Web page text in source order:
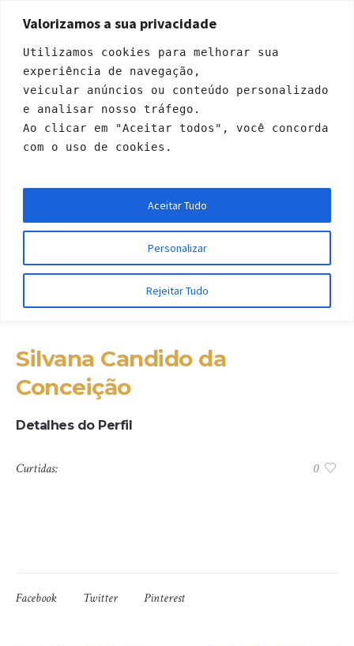
Valorizamos a sua privacidade
Utilizamos cookies para melhorar sua
experiência de navegação,
veicular anúncios ou conteúdo personalizado
e analisar nosso tráfego.
Ao clicar em "Aceitar todos", você concorda
com o uso de cookies.
Personalizar
Rejeitar Tudo
Aceitar Tudo
Silvana Candido da
Conceição
Início»Profiles»Silvana Candido da Conceição
Silvana Candido da
Conceição
Detalhes do Perfil
Curtidas: 0
Facebook Twitter Pinterest